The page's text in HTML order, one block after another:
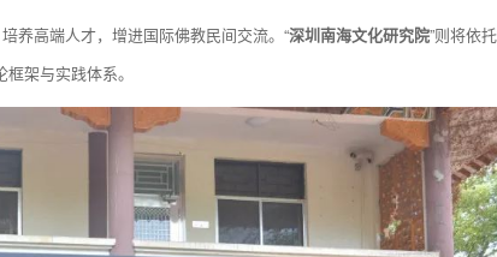
养高端人才，增进国际佛教民间交流。“深圳南海文化研究院”则将依
架与实践体系。